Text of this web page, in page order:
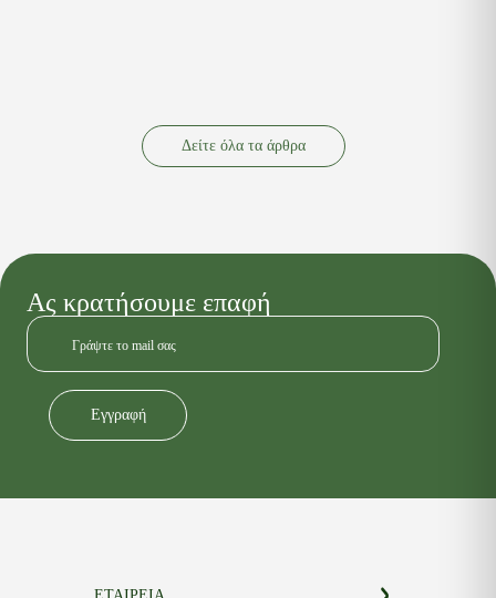
Δείτε όλα τα άρθρα
Ας κρατήσουμε επαφή
Εγγραφή